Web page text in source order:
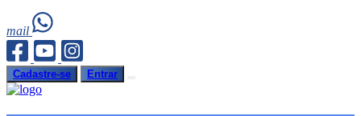
mail
Cadastre-se Entrar